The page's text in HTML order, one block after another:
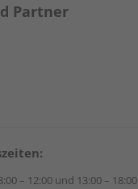
Partner
– 12:00 und 13:00 – 18:00